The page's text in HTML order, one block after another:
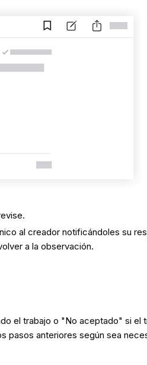
al creador notificándoles su
a la observación.
el trabajo o "No aceptado" si
pasos anteriores según sea